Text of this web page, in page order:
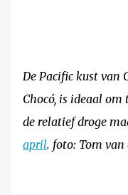
De Pacific kust van
Chocó, is ideaal
de relatief droge
april. foto: Tom van